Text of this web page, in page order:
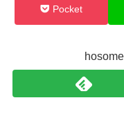
Pocket